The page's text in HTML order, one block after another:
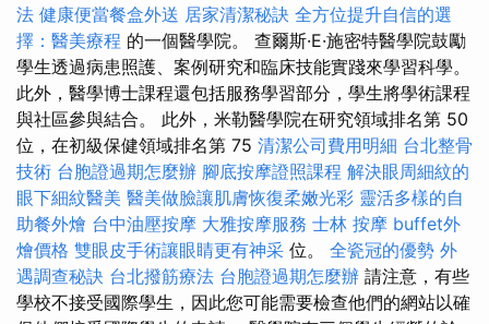
法 健康便當餐盒外送 居家清潔秘訣 全方位提升自信的選
擇：醫美療程 的一個醫學院。 查爾斯·E·施密特醫學院鼓勵
學生透過病患照護、案例研究和臨床技能實踐來學習科學。
此外，醫學博士課程還包括服務學習部分，學生將學術課程
與社區參與結合。 此外，米勒醫學院在研究領域排名第 50
位，在初級保健領域排名第 75 清潔公司費用明細 台北整骨
技術 台胞證過期怎麼辦 腳底按摩證照課程 解決眼周細紋的
眼下細紋醫美 醫美做臉讓肌膚恢復柔嫩光彩 靈活多樣的自
助餐外燴 台中油壓按摩 大雅按摩服務 士林 按摩 buffet外
燴價格 雙眼皮手術讓眼睛更有神采 位。 全瓷冠的優勢 外
遇調查秘訣 台北撥筋療法 台胞證過期怎麼辦 請注意，有些
學校不接受國際學生，因此您可能需要檢查他們的網站以確